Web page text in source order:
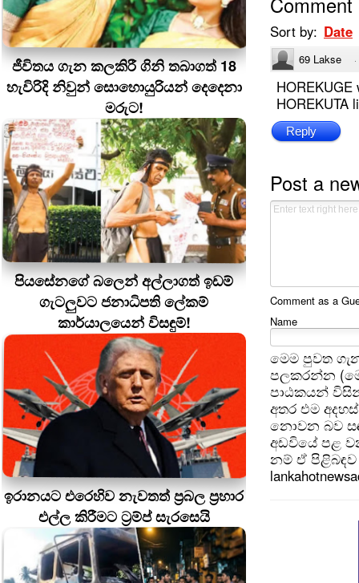
ජීවිතය ගැන කලකිරී ගිනි තබාගත් 18
හැවිරිදි නිවුන් සොහොයුරියන් දෙදෙනා
මරුට!
පියසේනගේ බලෙන් අල්ලාගත් ඉඩම්
ගැටලුවට ජනාධිපති ලේකම්
කාර්යාලයෙන් විසඳුම්!
ඉරානයට එරෙහිව නැවතත් ප්‍රබල ප්‍රහාර
එල්ල කිරීමට ට්‍රම්ප් සැරසෙයි
Sort by: Date
69 Lakse ·
HOREKUGE
HOREKUTA
Reply
Post a
Comment as a
Name
මෙම පුවත
පලකරන්න
පාඨකයන්
අතර එම
නොවන බව
අඩවියේ පළ
නම් ඒ පිළිබඳව